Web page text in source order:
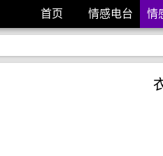
首页 情感电台 情